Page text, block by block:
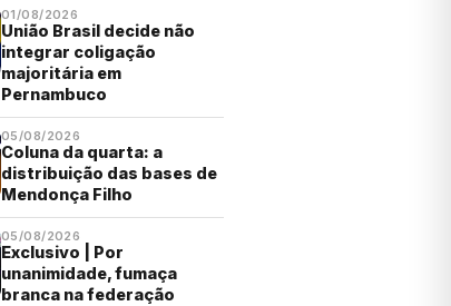
01/08/2026
União Brasil decide não
integrar coligação
majoritária em
Pernambuco
05/08/2026
Coluna da quarta: a
distribuição das bases de
Mendonça Filho
05/08/2026
Exclusivo | Por
unanimidade, fumaça
branca na federação